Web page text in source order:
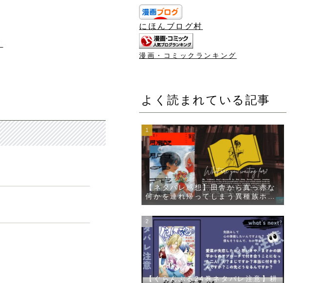
にほんブログ村
漫画・コミックランキング
よく読まれている記事
【ネタバレ感想】田舎から真っ赤な
何かを連れ帰ってしまう異種族ホラ
ー漫画【臓腑の花束】
【ぐらんぶる24巻ネタバレ注意】耕